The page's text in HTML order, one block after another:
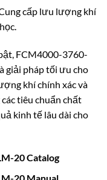
cấp lưu lượng khí
FCM4000-3760-
giải pháp tối ưu cho
khí chính xác và
tiêu chuẩn chất
kinh tế lâu dài cho
20Catalog